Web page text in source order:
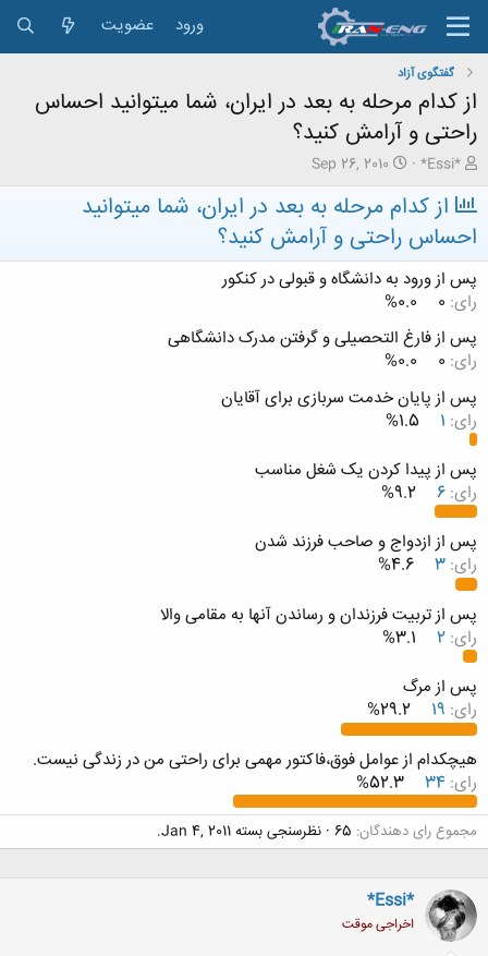
ورود عضویت
گفتگوی آزاد
از کدام مرحله به بعد در ایران، شما میتوانید احساس
راحتی و آرامش کنید؟
ش
ر
و
ک
ن
ن
د
م
و
و
ع
*Essi*
ت
ا
خ
ش
ر
و
Sep 26, 2010
از کدام مرحله به بعد در ایران، شما میتوانید
احساس راحتی و آرامش کنید؟
پس از ورود به دانشگاه و قبولی در کنکور
رای:
0.0%
پس از فارغ التحصیلی و گرفتن مدرک دانشگاهی
رای:
0.0%
پس از پایان خدمت سربازی برای آقایان
رای:
1.5%
پس از پیدا کردن یک شغل مناسب
رای:
9.2%
پس از ازدواج و صاحب فرزند شدن
رای:
4.6%
پس از تربیت فرزندان و رساندن آنها به مقامی والا
رای:
3.1%
پس از مرگ
رای:
29.2%
هیچکدام از عوامل فوق،فاکتور مهمی برای راحتی من در زندگی نیست.
رای:
52.3%
مجموع رای دهندگان 65 نظرسنجی بستهJan 4, 2011
.
*Essi*
اخراجی موقت